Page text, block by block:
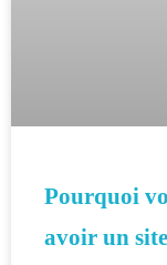
Pourquoi
avoir un